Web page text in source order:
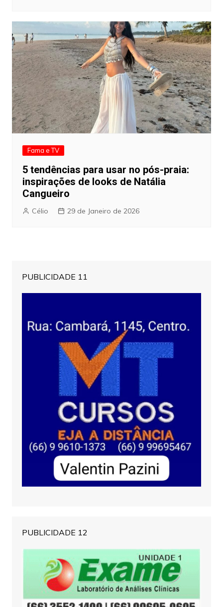
Fama e TV
5 tendências para usar no pós-praia:
inspirações de looks de Natália
Cangueiro
Célio 29 de Janeiro de 2026
PUBLICIDADE 11
PUBLICIDADE 12